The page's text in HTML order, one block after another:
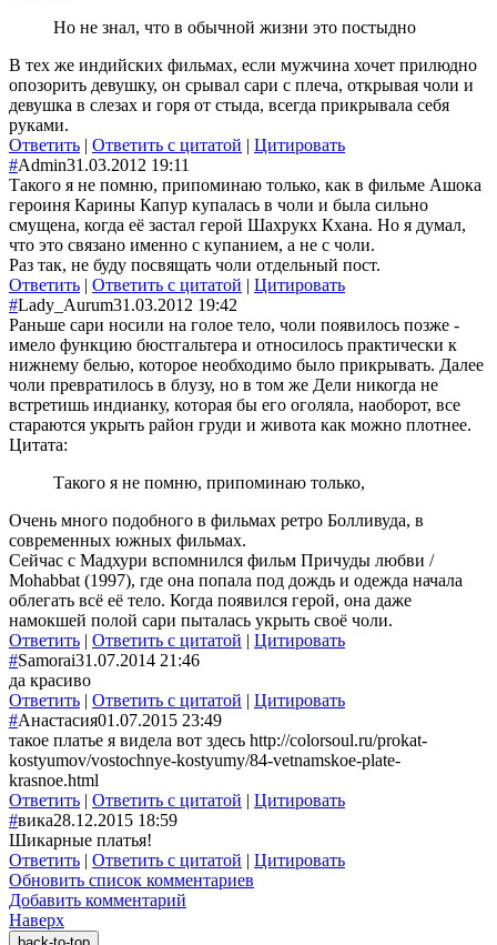
Но не знал, что в обычной жизни это постыдно
В тех же индийских фильмах, если мужчина хочет прилюдно
опозорить девушку, он срывал сари с плеча, открывая чоли и
девушка в слезах и горя от стыда, всегда прикрывала себя
руками.
Ответить | Ответить с цитатой | Цитировать
#Admin31.03.2012 19:11
Такого я не помню, припоминаю только, как в фильме Ашока
героиня Карины Капур купалась в чоли и была сильно
смущена, когда её застал герой Шахрукх Кхана. Но я думал,
что это связано именно с купанием, а не с чоли.
Раз так, не буду посвящать чоли отдельный пост.
Ответить | Ответить с цитатой | Цитировать
#Lady_Aurum31.03.2012 19:42
Раньше сари носили на голое тело, чоли появилось позже -
имело функцию бюстгальтера и относилось практически к
нижнему белью, которое необходимо было прикрывать. Далее
чоли превратилось в блузу, но в том же Дели никогда не
встретишь индианку, которая бы его оголяла, наоборот, все
стараются укрыть район груди и живота как можно плотнее.
Цитата:
Такого я не помню, припоминаю только,
Очень много подобного в фильмах ретро Болливуда, в
современных южных фильмах.
Сейчас с Мадхури вспомнился фильм Причуды любви /
Mohabbat (1997), где она попала под дождь и одежда начала
облегать всё её тело. Когда появился герой, она даже
намокшей полой сари пыталась укрыть своё чоли.
Ответить | Ответить с цитатой | Цитировать
#Samorai31.07.2014 21:46
да красиво
Ответить | Ответить с цитатой | Цитировать
#Анастасия01.07.2015 23:49
такое платье я видела вот здесь http://colorsoul.ru/prokat-
kostyumov/vostochnye-kostyumy/84-vetnamskoe-plate-
krasnoe.html
Ответить | Ответить с цитатой | Цитировать
#вика28.12.2015 18:59
Шикарные платья!
Ответить | Ответить с цитатой | Цитировать
Обновить список комментариев
Добавить комментарий
Наверх